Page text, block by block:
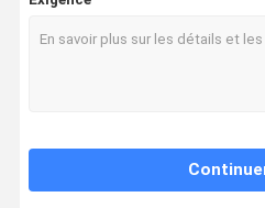
Turbocompresseur Benz
Pour les véhicules à moteur